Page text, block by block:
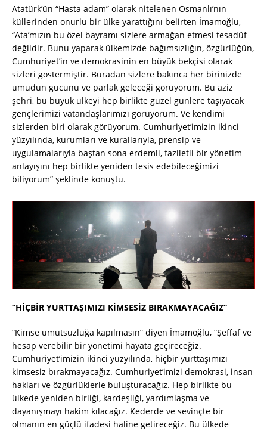
Atatürk’ün “Hasta adam” olarak nitelenen Osmanlı’nın
küllerinden onurlu bir ülke yarattığını belirten İmamoğlu,
“Ata’mızın bu özel bayramı sizlere armağan etmesi tesadüf
değildir. Bunu yaparak ülkemizde bağımsızlığın, özgürlüğün,
Cumhuriyet’in ve demokrasinin en büyük bekçisi olarak
sizleri göstermiştir. Buradan sizlere bakınca her birinizde
umudun gücünü ve parlak geleceği görüyorum. Bu aziz
şehri, bu büyük ülkeyi hep birlikte güzel günlere taşıyacak
gençlerimizi vatandaşlarımızı görüyorum. Ve kendimi
sizlerden biri olarak görüyorum. Cumhuriyet’imizin ikinci
yüzyılında, kurumları ve kurallarıyla, prensip ve
uygulamalarıyla baştan sona erdemli, faziletli bir yönetim
anlayışını hep birlikte yeniden tesis edebileceğimizi
biliyorum” şeklinde konuştu.
“HİÇBİR YURTTAŞIMIZI KİMSESİZ BIRAKMAYACAĞIZ”
“Kimse umutsuzluğa kapılmasın” diyen İmamoğlu, “Şeffaf ve
hesap verebilir bir yönetimi hayata geçireceğiz.
Cumhuriyet’imizin ikinci yüzyılında, hiçbir yurttaşımızı
kimsesiz bırakmayacağız. Cumhuriyet’imizi demokrasi, insan
hakları ve özgürlüklerle buluşturacağız. Hep birlikte bu
ülkede yeniden birliği, kardeşliği, yardımlaşma ve
dayanışmayı hakim kılacağız. Kederde ve sevinçte bir
olmanın en güçlü ifadesi haline getireceğiz. Bu ülkede